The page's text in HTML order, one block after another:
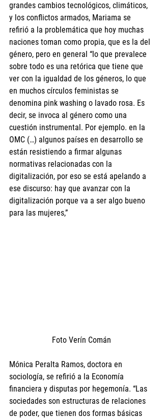
grandes cambios tecnológicos, climáticos,
y los conflictos armados, Mariama se
refirió a la problemática que hoy muchas
naciones toman como propia, que es la del
género, pero en general “lo que prevalece
sobre todo es una retórica que tiene que
ver con la igualdad de los géneros, lo que
en muchos círculos feministas se
denomina pink washing o lavado rosa. Es
decir, se invoca al género como una
cuestión instrumental. Por ejemplo. en la
OMC (…) algunos países en desarrollo se
están resistiendo a firmar algunas
normativas relacionadas con la
digitalización, por eso se está apelando a
ese discurso: hay que avanzar con la
digitalización porque va a ser algo bueno
para las mujeres,”
Foto Verín Comán
Mónica Peralta Ramos, doctora en
sociología, se refirió a la Economía
financiera y disputas por hegemonía. “Las
sociedades son estructuras de relaciones
de poder, que tienen dos formas básicas